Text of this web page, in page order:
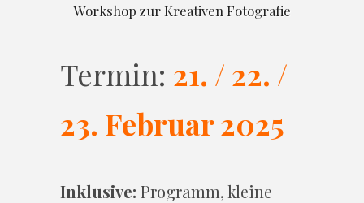
Workshop zur Kreativen Fotografie
Termin: 21. / 22. /
23. Februar 2025
Inklusive: Programm, kleine